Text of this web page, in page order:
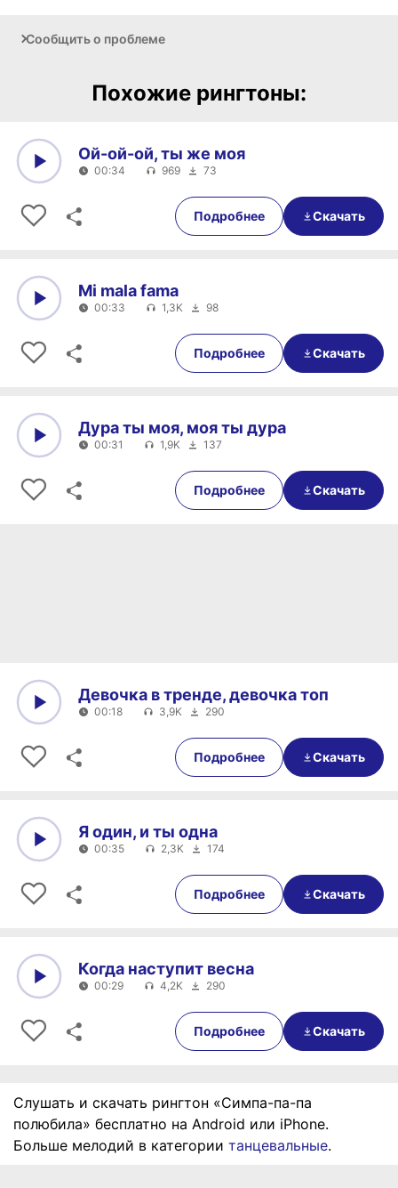
Сообщить о проблеме
Похожие рингтоны:
00:34
Ой-ой-ой, ты же моя
00:34 969 73
Подробнее Скачать
00:33
Mi mala fama
00:33 1,3K 98
Подробнее Скачать
00:31
Дура ты моя, моя ты дура
00:31 1,9K 137
Подробнее Скачать
00:18
Девочка в тренде, девочка топ
00:18 3,9K 290
Подробнее Скачать
00:35
Я один, и ты одна
00:35 2,3K 174
Подробнее Скачать
00:29
Когда наступит весна
00:29 4,2K 290
Подробнее Скачать
Слушать и скачать рингтон «Симпа-па-па
полюбила» бесплатно на Android или iPhone.
Больше мелодий в категории танцевальные.